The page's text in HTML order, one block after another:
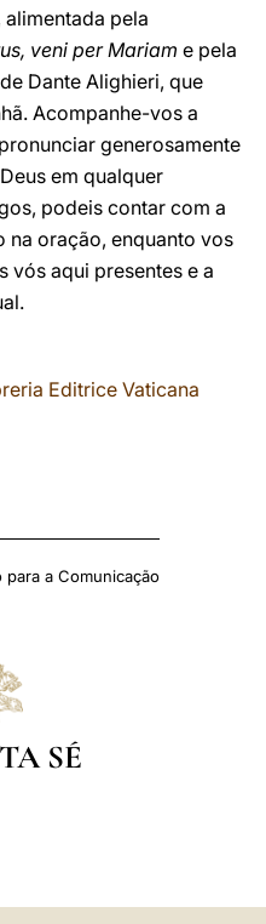
pela
veni per Mariam e pela
Dante Alighieri, que
Acompanhe-vos a
generosamente
em qualquer
podeis contar com a
na oração, enquanto vos
vós aqui presentes e a
Editrice Vaticana
a Comunicação
SÉ